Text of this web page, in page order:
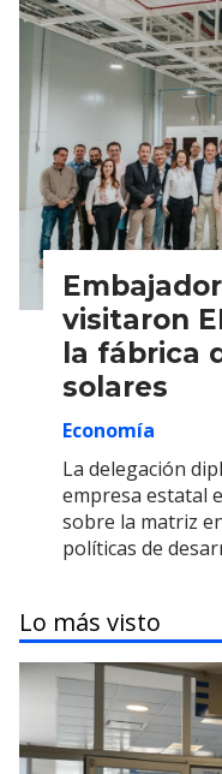
visitaron
la fábrica
solares
Economía
La delegación
empresa estatal
sobre la matriz
políticas de
Lo más visto